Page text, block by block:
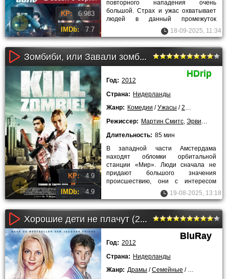
KP: 6.983
IMDb: 7.7
повторного нападения очень
большой. Страх и ужас охватывает
людей в данный промежуток
времени и нужно принимать
быстрые
18-09-2025, 11:34
Зомбиби, или Завали зомбака (2012)
KP: 4.9
IMDb: 4.9
HDrip
Год: 2012
Страна: Нидерланды
Жанр: Комедии /Ужасы /2012 года
Режиссер: Мартин Смитс, Эрвин ван ден Эшо
Длительность: 85 мин
В западной части Амстердама
находят обломки орбитальной
станции «Мир». Люди сначала не
придают большого значения
происшествию, они с интересом
смотрят на то, что осталось от
объекта. Правда
19-08-2025, 13:18
Хорошие дети не плачут (2012)
BluRay
Год: 2012
Страна: Нидерланды
Жанр: Драмы /Семейные / 2012 года